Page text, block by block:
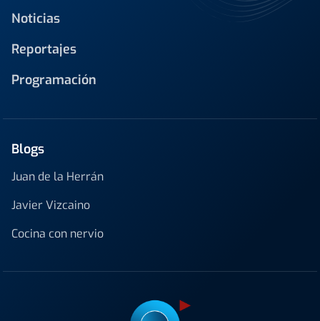
Noticias
Reportajes
Programación
Blogs
Juan de la Herrán
Javier Vizcaino
Cocina con nervio